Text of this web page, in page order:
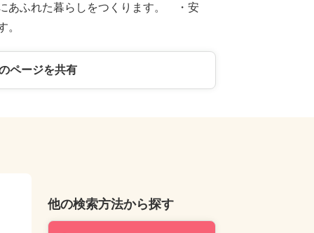
あふれた暮らしをつくります。 ・安
ページを共有
他の検索方法から探す